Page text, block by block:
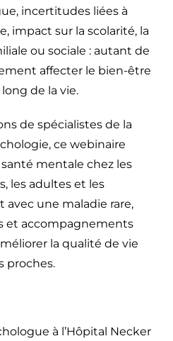
incertitudes liées à
impact sur la scolarité, la
ou sociale : autant de
affecter le bien-être
de la vie.
de spécialistes de la
ce webinaire
mentale chez les
les adultes et les
avec une maladie rare,
et accompagnements
la qualité de vie
proches.
à l’Hôpital Necker